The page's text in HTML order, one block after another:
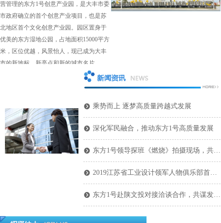
营管理的东方1号创意产业园，是大丰市委
市政府确立的首个创意产业项目，也是苏
北地区首个文化创意产业园。园区置身于
优美的东方湿地公园，占地面积15000平方
米，区位优越，风景怡人，现已成为大丰
市的新地标、新亮点和新的城市名片。
뀹 乘势而上 逐梦高质量跨越式发展
뀹 深化军民融合，推动东方1号高质量发展
뀹 东方1号领导探班《燃烧》拍摄现场，共绘文创+影视蓝图
뀹 2019江苏省工业设计领军人物俱乐部首场活动在东方1号•创意小镇召开
뀹 东方1号赴陕文投对接洽谈合作，共谋发展互利共赢――东方1号副董事长顾晓梅率队和陕文投集团党委书记、董事长王勇举行合作共赢座谈会